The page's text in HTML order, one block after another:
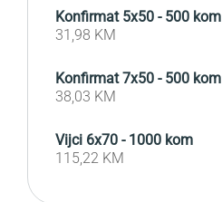
was:
is:
Konfirmat 5x50 - 500 kom
31,98 KM
Konfirmat 7x50 - 500 kom
38,03 KM
Vijci 6x70 - 1000 kom
115,22 KM